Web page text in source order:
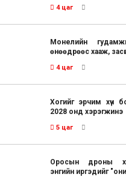
4 цаг
Монелийн
өнөөдрөөс хааж,
4 цаг
Хогийг эрчим хүч
2028 онд хэрэгжинэ
5 цаг
Оросын дроны
энгийн иргэдийг